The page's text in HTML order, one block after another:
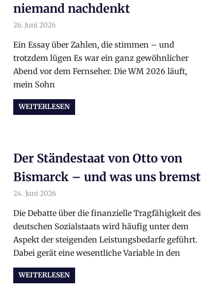
niemand nachdenkt
26. Juni 2026
Ein Essay über Zahlen, die stimmen – und
trotzdem lügen Es war ein ganz gewöhnlicher
Abend vor dem Fernseher. Die WM 2026 läuft,
mein Sohn
WEITERLESEN
Der Ständestaat von Otto von
Bismarck – und was uns bremst
24. Juni 2026
Die Debatte über die finanzielle Tragfähigkeit des
deutschen Sozialstaats wird häufig unter dem
Aspekt der steigenden Leistungsbedarfe geführt.
Dabei gerät eine wesentliche Variable in den
WEITERLESEN